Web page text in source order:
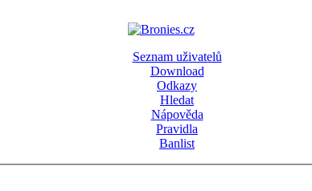
Seznam uživatelů
Download
Odkazy
Hledat
Nápověda
Pravidla
Banlist